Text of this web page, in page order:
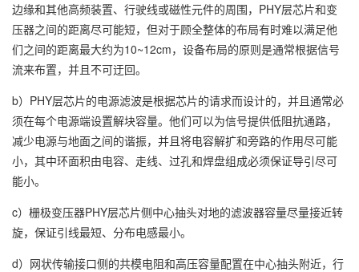
边缘和其他高频装置、行驶线或磁性元件的周围，PHY层芯片和变
压器之间的距离尽可能短，但对于顾全整体的布局有时难以满足他
们之间的距离最大约为10~12cm，设备布局的原则是通常根据信号
流来布置，并且不可迂回。
b）PHY层芯片的电源滤波是根据芯片的请求而设计的，并且通常必
须在每个电源端设置解块容量。他们可以为信号提供低阻抗通路，
减少电源与地面之间的谐振，并且将电容解扩和旁路的作用尽可能
小，其中环面积由电容、走线、过孔和焊盘组成必须保证导引尽可
能小。
c）栅极变压器PHY层芯片侧中心抽头对地的滤波器容量尽量接近转
旋，保证引线最短、分布电感最小。
d）网状传输接口侧的共模电阻和高压容量配置在中心抽头附近，行